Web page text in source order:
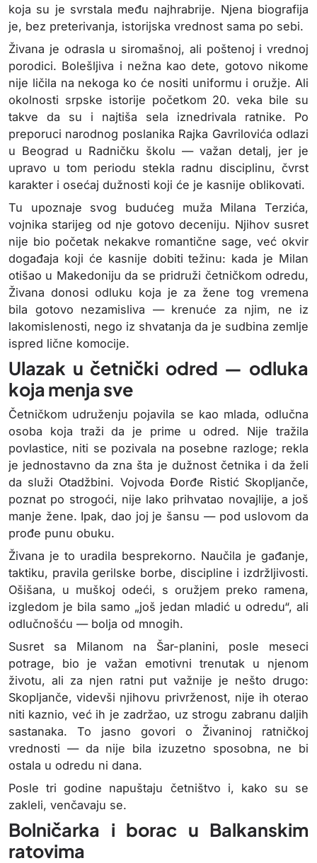
koja su je svrstala među najhrabrije. Njena biografija
je, bez preterivanja, istorijska vrednost sama po sebi.
Živana je odrasla u siromašnoj, ali poštenoj i vrednoj
porodici. Bolešljiva i nežna kao dete, gotovo nikome
nije ličila na nekoga ko će nositi uniformu i oružje. Ali
okolnosti srpske istorije početkom 20. veka bile su
takve da su i najtiša sela iznedrivala ratnike. Po
preporuci narodnog poslanika Rajka Gavrilovića odlazi
u Beograd u Radničku školu — važan detalj, jer je
upravo u tom periodu stekla radnu disciplinu, čvrst
karakter i osećaj dužnosti koji će je kasnije oblikovati.
Tu upoznaje svog budućeg muža Milana Terzića,
vojnika starijeg od nje gotovo deceniju. Njihov susret
nije bio početak nekakve romantične sage, već okvir
događaja koji će kasnije dobiti težinu: kada je Milan
otišao u Makedoniju da se pridruži četničkom odredu,
Živana donosi odluku koja je za žene tog vremena
bila gotovo nezamisliva — krenuće za njim, ne iz
lakomislenosti, nego iz shvatanja da je sudbina zemlje
ispred lične komocije.
Ulazak u četnički odred — odluka
koja menja sve
Četničkom udruženju pojavila se kao mlada, odlučna
osoba koja traži da je prime u odred. Nije tražila
povlastice, niti se pozivala na posebne razloge; rekla
je jednostavno da zna šta je dužnost četnika i da želi
da služi Otadžbini. Vojvoda Đorđe Ristić Skopljanče,
poznat po strogoći, nije lako prihvatao novajlije, a još
manje žene. Ipak, dao joj je šansu — pod uslovom da
prođe punu obuku.
Živana je to uradila besprekorno. Naučila je gađanje,
taktiku, pravila gerilske borbe, discipline i izdržljivosti.
Ošišana, u muškoj odeći, s oružjem preko ramena,
izgledom je bila samo „još jedan mladić u odredu“, ali
odlučnošću — bolja od mnogih.
Susret sa Milanom na Šar-planini, posle meseci
potrage, bio je važan emotivni trenutak u njenom
životu, ali za njen ratni put važnije je nešto drugo:
Skopljanče, videvši njihovu privrženost, nije ih oterao
niti kaznio, već ih je zadržao, uz strogu zabranu daljih
sastanaka. To jasno govori o Živaninoj ratničkoj
vrednosti — da nije bila izuzetno sposobna, ne bi
ostala u odredu ni dana.
Posle tri godine napuštaju četništvo i, kako su se
zakleli, venčavaju se.
Bolničarka i borac u Balkanskim
ratovima